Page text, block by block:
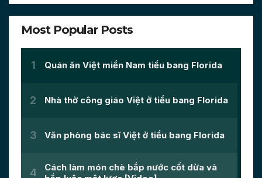
Most Popular Posts